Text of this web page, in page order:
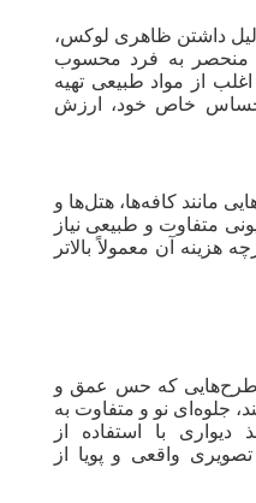
داشتن ظاهری لوکس،
منحصر به فرد محسوب
از مواد طبیعی تهیه
خاص خود، ارزش
مانند کافه‌ها، هتل‌ها و
متفاوت و طبیعی نیاز
هزینه آن معمولاً بالاتر
طرح‌هایی که حس عمق و
جلوه‌ای نو و متفاوت به
با استفاده از
واقعی و پویا از